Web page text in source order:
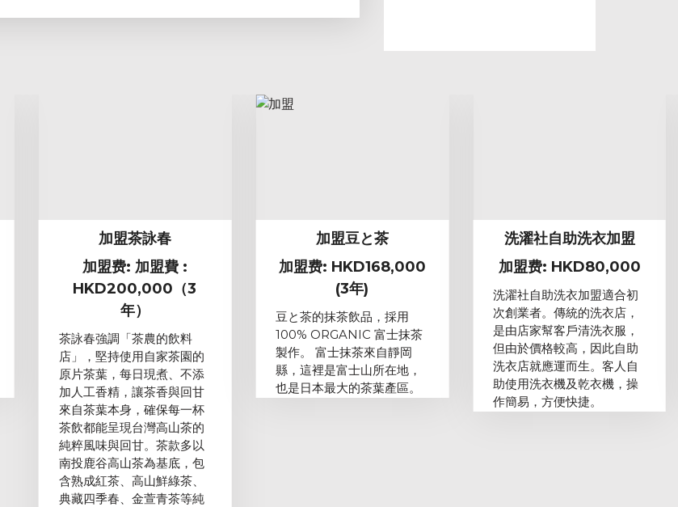
加盟茶詠春
加盟费: 加盟費 :
HKD200,000（3
年）
茶詠春強調「茶農的飲料
店」，堅持使用自家茶園的
原片茶葉，每日現煮、不添
加人工香精，讓茶香與回甘
來自茶葉本身，確保每一杯
茶飲都能呈現台灣高山茶的
純粹風味與回甘。茶款多以
南投鹿谷高山茶為基底，包
含熟成紅茶、高山鮮綠茶、
典藏四季春、金萱青茶等純
加盟豆と茶
加盟费: HKD168,000
(3年)
豆と茶的抹茶飲品，採用
100% ORGANIC 富士抹茶
製作。 富士抹茶來自靜岡
縣，這裡是富士山所在地，
也是日本最大的茶葉產區。
洗濯社自助洗衣加盟
加盟费: HKD80,000
洗濯社自助洗衣加盟適合初
次創業者。傳統的洗衣店，
是由店家幫客戶清洗衣服，
但由於價格較高，因此自助
洗衣店就應運而生。客人自
助使用洗衣機及乾衣機，操
作簡易，方便快捷。